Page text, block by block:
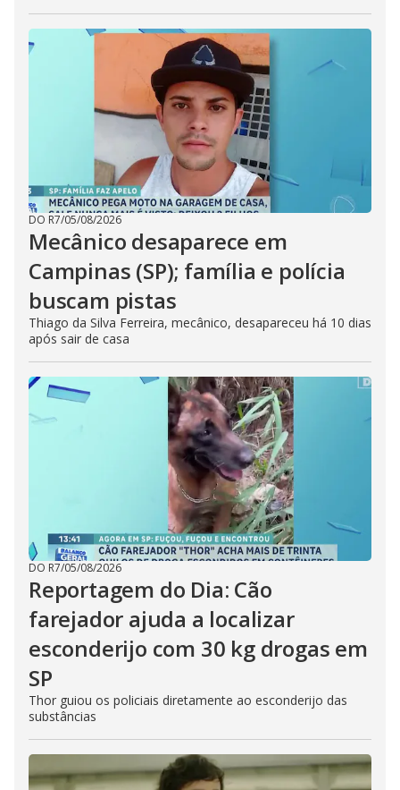
DO R7/05/08/2026
Mecânico desaparece em
Campinas (SP); família e polícia
buscam pistas
Thiago da Silva Ferreira, mecânico, desapareceu há 10 dias
após sair de casa
DO R7/05/08/2026
Reportagem do Dia: Cão
farejador ajuda a localizar
esconderijo com 30 kg drogas em
SP
Thor guiou os policiais diretamente ao esconderijo das
substâncias